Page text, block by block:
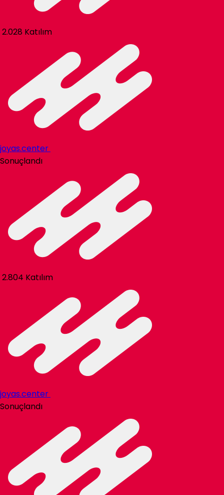
2.028 Katılım
joyas.center
Sonuçlandı
2.804 Katılım
joyas.center
Sonuçlandı